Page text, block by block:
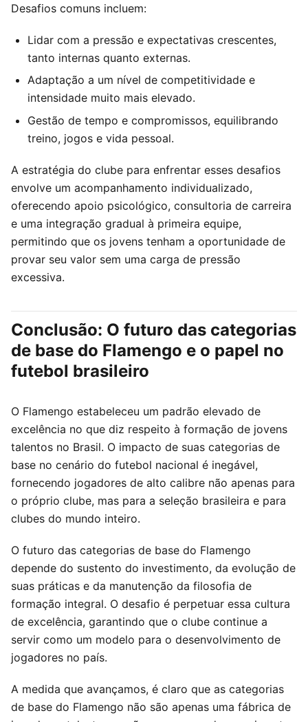
Desafios comuns incluem:
Lidar com a pressão e expectativas crescentes,
tanto internas quanto externas.
Adaptação a um nível de competitividade e
intensidade muito mais elevado.
Gestão de tempo e compromissos, equilibrando
treino, jogos e vida pessoal.
A estratégia do clube para enfrentar esses desafios
envolve um acompanhamento individualizado,
oferecendo apoio psicológico, consultoria de carreira
e uma integração gradual à primeira equipe,
permitindo que os jovens tenham a oportunidade de
provar seu valor sem uma carga de pressão
excessiva.
Conclusão: O futuro das categorias
de base do Flamengo e o papel no
futebol brasileiro
O Flamengo estabeleceu um padrão elevado de
excelência no que diz respeito à formação de jovens
talentos no Brasil. O impacto de suas categorias de
base no cenário do futebol nacional é inegável,
fornecendo jogadores de alto calibre não apenas para
o próprio clube, mas para a seleção brasileira e para
clubes do mundo inteiro.
O futuro das categorias de base do Flamengo
depende do sustento do investimento, da evolução de
suas práticas e da manutenção da filosofia de
formação integral. O desafio é perpetuar essa cultura
de excelência, garantindo que o clube continue a
servir como um modelo para o desenvolvimento de
jogadores no país.
A medida que avançamos, é claro que as categorias
de base do Flamengo não são apenas uma fábrica de